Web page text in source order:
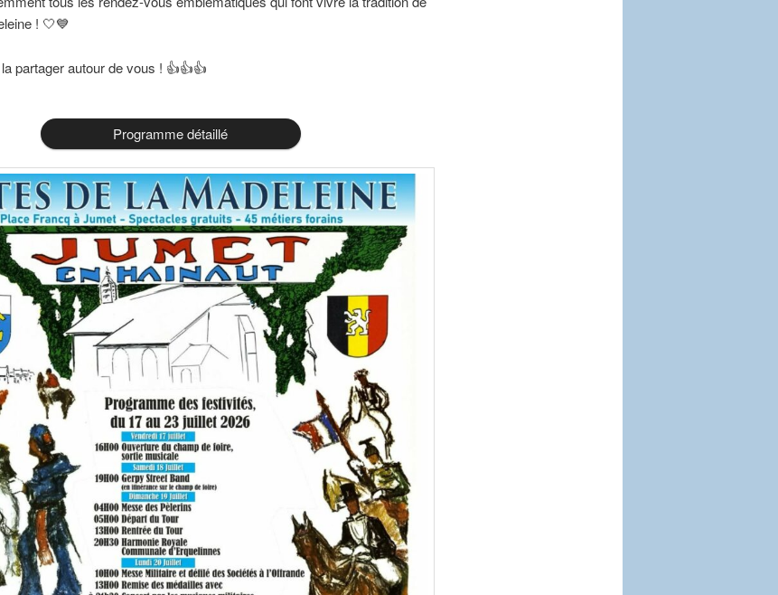
! 🤍💙
partager autour de vous ! 👍👍👍
Programme détaillé